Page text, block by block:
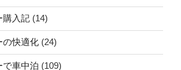
購入記 (14)
の快適化 (24)
で車中泊 (109)